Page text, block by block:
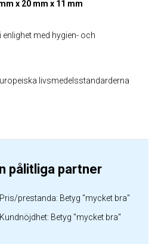
x 20 mm x 11 mm
med hygien- och
livsmedelsstandarderna
pålitliga partner
Pris/prestanda: Betyg "mycket bra"
Kundnöjdhet: Betyg "mycket bra"